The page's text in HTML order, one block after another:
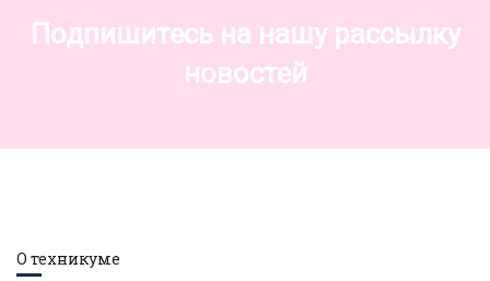
Подпишитесь на нашу рассылку
новостей
О техникуме